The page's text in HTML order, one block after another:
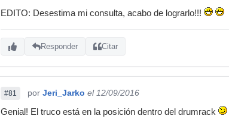
EDITO: Desestima mi consulta, acabo de lograrlo!!!
Responder Citar
#81 por Jeri_Jarko el 12/09/2016
Genial! El truco está en la posición dentro del drumrack